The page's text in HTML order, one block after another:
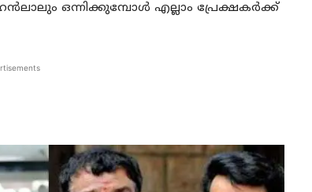
ഒന്നിക്കുമ്പോൾ എല്ലാം പ്രേക്ഷകർക്ക്